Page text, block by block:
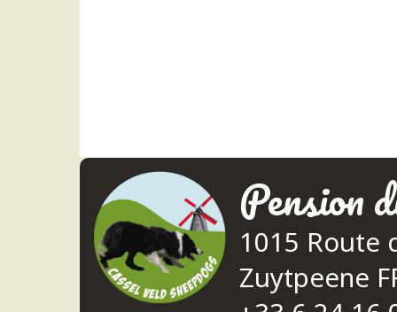
Pension
1015 Route
Zuytpeene